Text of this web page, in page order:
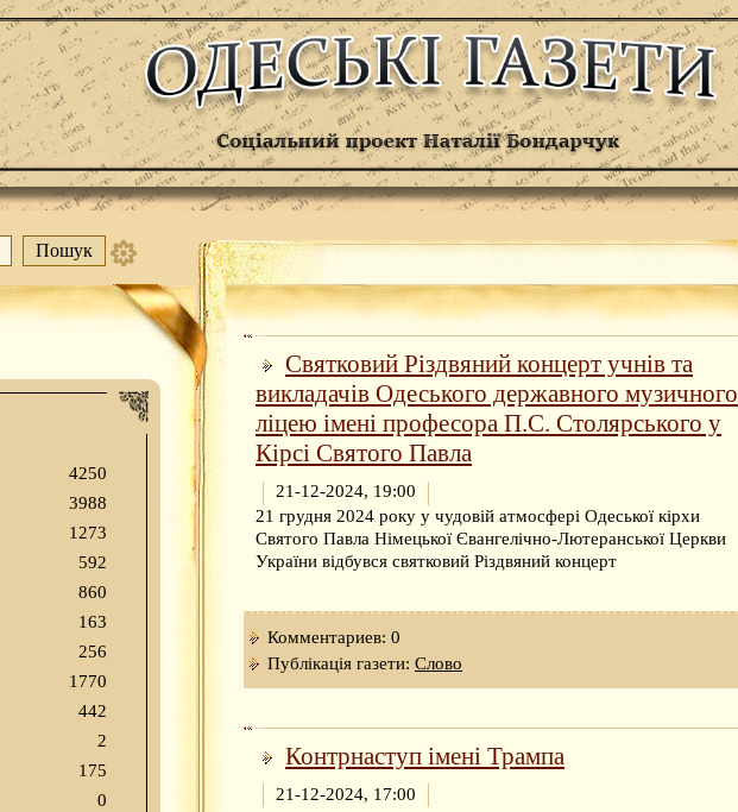
4250
3988
1273
592
860
163
256
1770
442
2
175
0
Святковий Різдвяний концерт учнів та
викладачів Одеського державного музичного
ліцею імені професора П.С. Столярського у
Кірсі Святого Павла
21-12-2024, 19:00
21 грудня 2024 року у чудовій атмосфері Одеської кірхи
Святого Павла Німецької Євангелічно-Лютеранської Церкви
України відбувся святковий Різдвяний концерт
Комментариев: 0
Публікація газети: Слово
Контрнаступ імені Трампа
21-12-2024, 17:00